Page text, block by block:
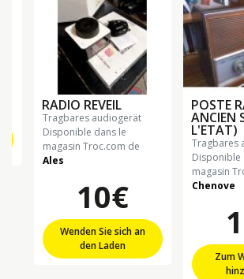
RADIO REVEIL
tragbares audiogerät
Disponible dans le
magasin Troc.com de
Ales
10€
Wenden Sie sich an
den Laden
POSTE
ANCIEN
L'ETAT)
tragbares
Disponible
magasin
Chenove
Zum